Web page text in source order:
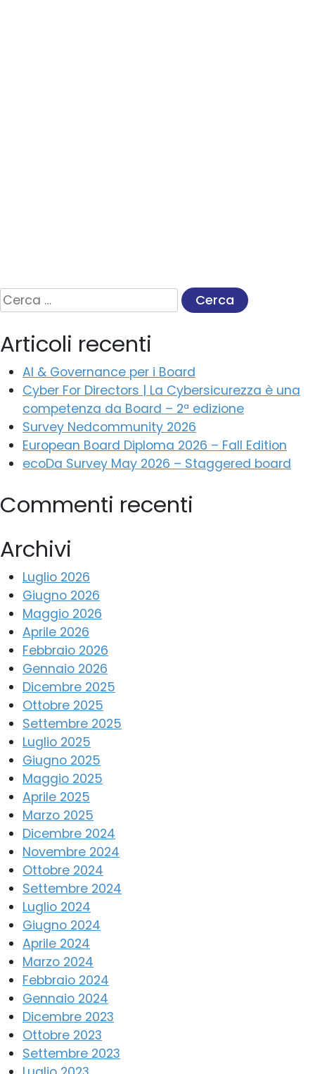
Ricerca
per:
Articoli recenti
AI & Governance per i Board
Cyber For Directors | La Cybersicurezza è una
competenza da Board – 2ª edizione
Survey Nedcommunity 2026
European Board Diploma 2026 – Fall Edition
ecoDa Survey May 2026 – Staggered board
Commenti recenti
Archivi
Luglio 2026
Giugno 2026
Maggio 2026
Aprile 2026
Febbraio 2026
Gennaio 2026
Dicembre 2025
Ottobre 2025
Settembre 2025
Luglio 2025
Giugno 2025
Maggio 2025
Aprile 2025
Marzo 2025
Dicembre 2024
Novembre 2024
Ottobre 2024
Settembre 2024
Luglio 2024
Giugno 2024
Aprile 2024
Marzo 2024
Febbraio 2024
Gennaio 2024
Dicembre 2023
Ottobre 2023
Settembre 2023